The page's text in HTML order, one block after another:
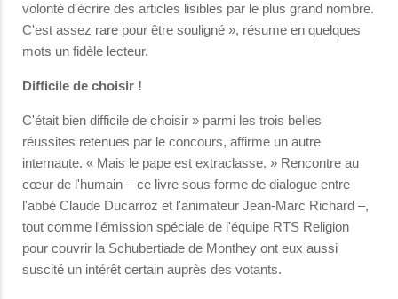
volonté d'écrire des articles lisibles par le plus grand nombre.
C'est assez rare pour être souligné », résume en quelques
mots un fidèle lecteur.
Difficile de choisir !
C'était bien difficile de choisir » parmi les trois belles
réussites retenues par le concours, affirme un autre
internaute. « Mais le pape est extraclasse. » Rencontre au
cœur de l'humain – ce livre sous forme de dialogue entre
l'abbé Claude Ducarroz et l'animateur Jean-Marc Richard –,
tout comme l'émission spéciale de l'équipe RTS Religion
pour couvrir la Schubertiade de Monthey ont eux aussi
suscité un intérêt certain auprès des votants.